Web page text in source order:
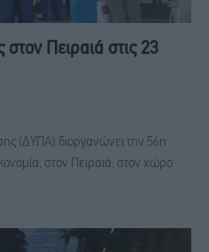
Πειραιά στις 23
(ΔΥΠΑ) διοργανώνει την 56η
στον Πειραιά, στον χώρο